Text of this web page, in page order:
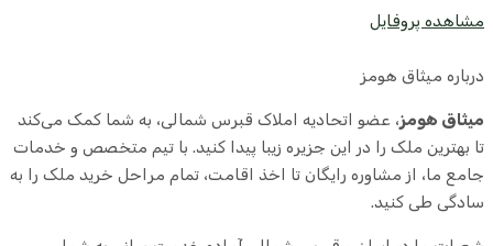
مشاهده پروفایل
درباره میثاق هومز
میثاق هومز، عضو اتحادیه املاک قبرس شمالی، به شما کمک می‌کند
تا بهترین ملک را در این جزیره زیبا پیدا کنید. با تیم متخصص و خدمات
جامع ما، از مشاوره رایگان تا اخذ اقامت، تمام مراحل خرید ملک را به
سادگی طی کنید.